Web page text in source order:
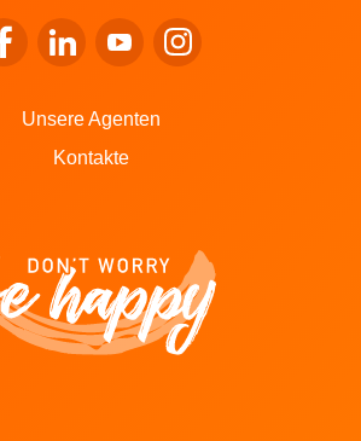
Zum Facebook von LALUX gehen
Zum LinkedIn von LALUX gehen
Zum YouTube von LALUX
Zum Instagram von
Unsere Agenten
Kontakte